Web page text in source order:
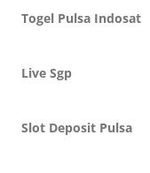
Togel Pulsa Indosat
Live Sgp
Slot Deposit Pulsa